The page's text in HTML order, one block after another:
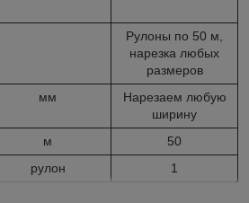
Рулоны по 50 м,
нарезка любых
размеров
мм
Нарезаем любую
ширину
м
50
рулон 1